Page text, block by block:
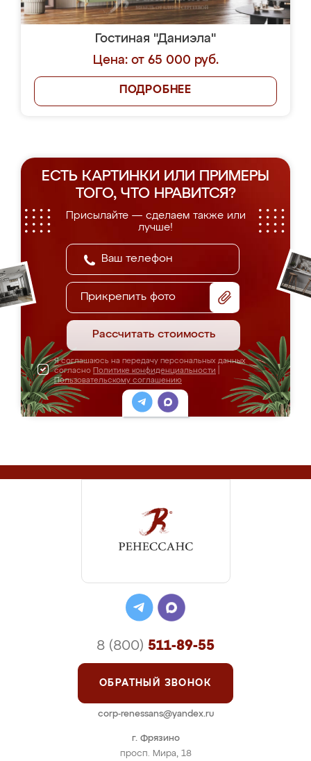
Гостиная "Даниэла"
Цена: от 65 000 руб.
ПОДРОБНЕЕ
ЕСТЬ КАРТИНКИ ИЛИ ПРИМЕРЫ
ТОГО, ЧТО НРАВИТСЯ?
Присылайте — сделаем также или
лучше!
Прикрепить фото
Рассчитать стоимость
Я соглашаюсь на передачу персональных данных
согласно Политике конфиденциальности
Пользовательскому соглашению
г. Фрязино
просп. Мира, 18
8 (800) 511-89-55
ОБРАТНЫЙ ЗВОНОК
corp-renessans@yandex.ru